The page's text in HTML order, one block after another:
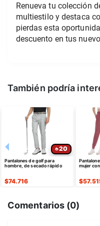
Renueva tu colección
multiestilo y destaca
pierdas esta
descuento en tus
También podría
20
Pantalones de golf para
hombre, de secado rápido
$74.716
mujer
$
Comentarios (0)